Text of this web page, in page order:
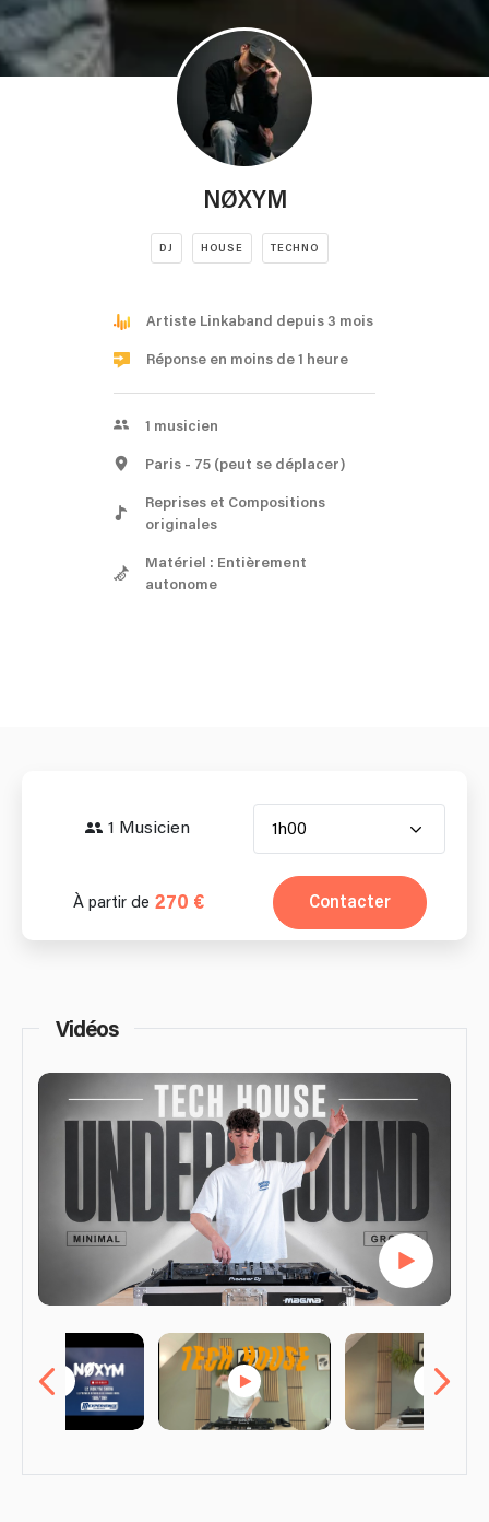
NØXYM
DJ HOUSE TECHNO
Artiste Linkaband depuis 3 mois
Réponse en moins de 1 heure
1 musicien
Paris - 75 (peut se déplacer)
Reprises et Compositions
originales
Matériel : Entièrement
autonome
1 Musicien 1h00
À partir de 270 € Contacter
Vidéos